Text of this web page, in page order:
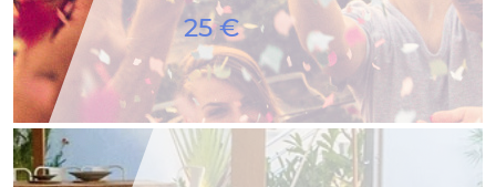
25 €